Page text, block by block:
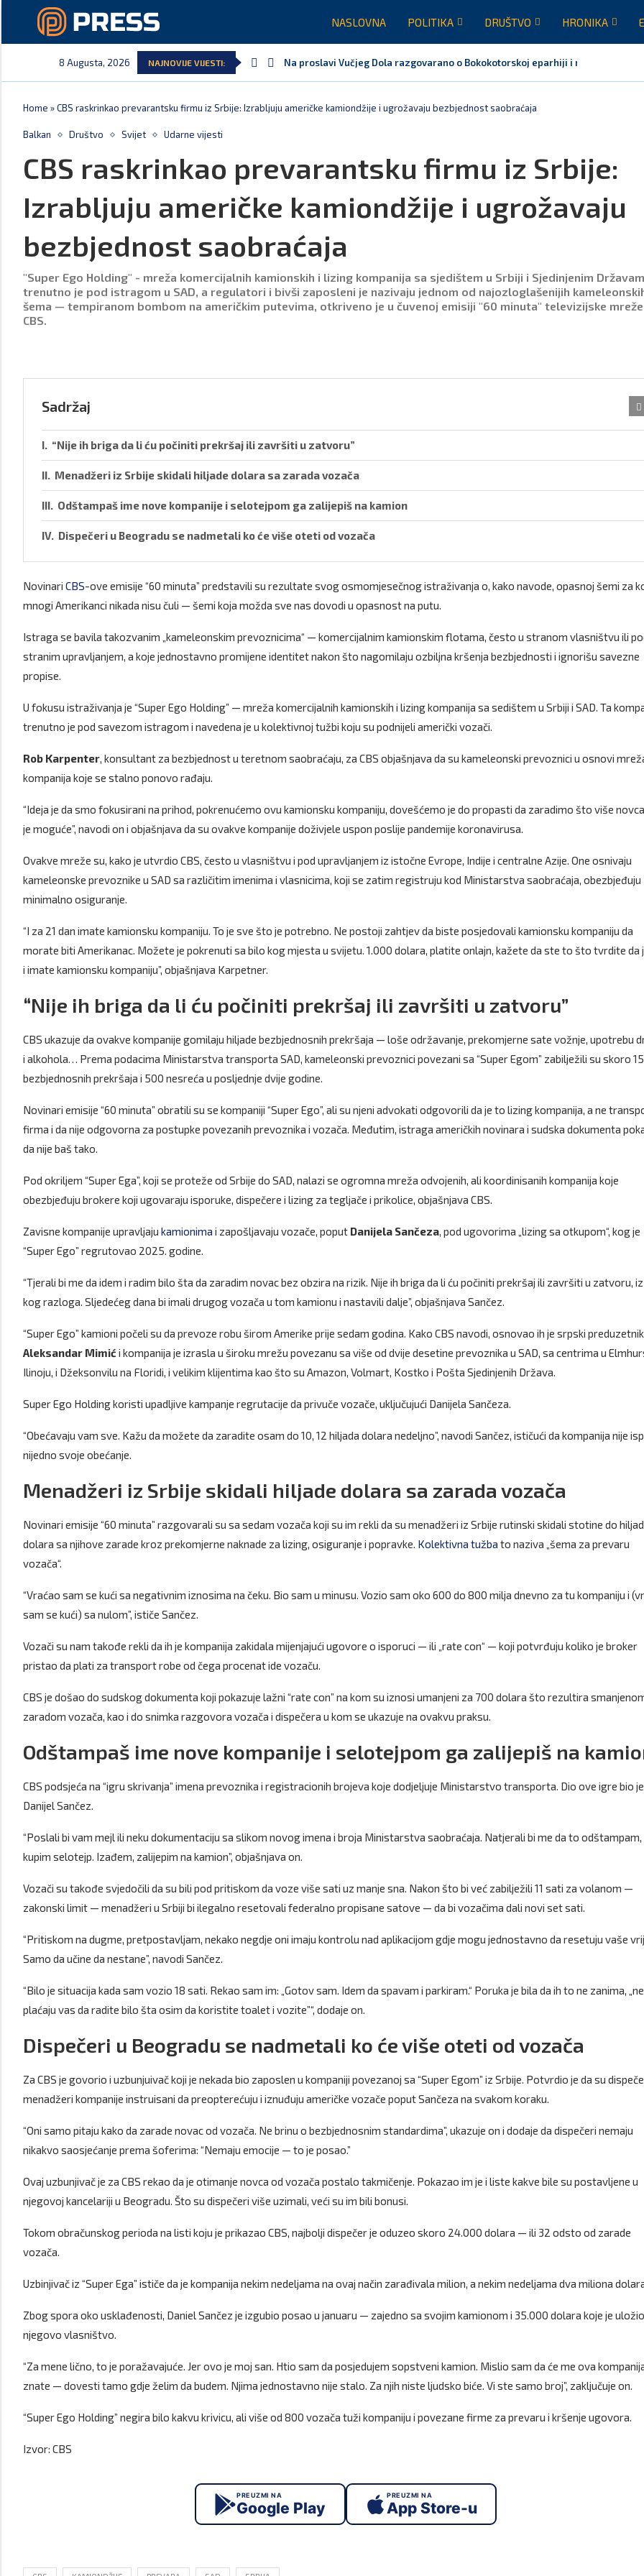
NASLOVNA POLITIKA DRUŠTVO HRONIKA
8 Augusta, 2026 NAJNOVIJE VIJESTI: Na proslavi Vučjeg Dola razgovarano o Bokokotorskoj eparhiji i mogućem
Home »CBS raskrinkao prevarantsku firmu iz Srbije: Izrabljuju američke kamiondžije i ugrožavaju bezbjednost saobraćaja
Balkan Društvo Svijet Udarne vijesti
CBS raskrinkao prevarantsku firmu iz Srbije:
Izrabljuju američke kamiondžije i ugrožavaju
bezbjednost saobraćaja
"Super Ego Holding" - mreža komercijalnih kamionskih i lizing kompanija sa sjedištem u Srbiji i Sjedinjenim
trenutno je pod istragom u SAD, a regulatori i bivši zaposleni je nazivaju jednom od najozloglašenijih
šema — tempiranom bombom na američkim putevima, otkriveno je u čuvenoj emisiji "60 minuta" televizijske mreže
CBS.
Sadržaj
“Nije ih briga da li ću počiniti prekršaj ili završiti u zatvoru”
Menadžeri iz Srbije skidali hiljade dolara sa zarada vozača
Odštampaš ime nove kompanije i selotejpom ga zalijepiš na kamion
Dispečeri u Beogradu se nadmetali ko će više oteti od vozača
Novinari CBS-ove emisije “60 minuta” predstavili su rezultate svog osmomjesečnog istraživanja o, kako navode, opasnoj šemi za
mnogi Amerikanci nikada nisu čuli — šemi koja možda sve nas dovodi u opasnost na putu.
Istraga se bavila takozvanim „kameleonskim prevoznicima“ — komercijalnim kamionskim flotama, često u stranom vlasništvu ili
stranim upravljanjem, a koje jednostavno promijene identitet nakon što nagomilaju ozbiljna kršenja bezbjednosti i ignorišu savezne
propise.
U fokusu istraživanja je “Super Ego Holding” — mreža komercijalnih kamionskih i lizing kompanija sa sedištem u Srbiji i SAD. Ta
trenutno je pod savezom istragom i navedena je u kolektivnoj tužbi koju su podnijeli američki vozači.
Rob Karpenter, konsultant za bezbjednost u teretnom saobraćaju, za CBS objašnjava da su kameleonski prevoznici u osnovi
kompanija koje se stalno ponovo rađaju.
“Ideja je da smo fokusirani na prihod, pokrenućemo ovu kamionsku kompaniju, dovešćemo je do propasti da zaradimo što više
je moguće”, navodi on i objašnjava da su ovakve kompanije doživjele uspon poslije pandemije koronavirusa.
Ovakve mreže su, kako je utvrdio CBS, često u vlasništvu i pod upravljanjem iz istočne Evrope, Indije i centralne Azije. One osnivaju
kameleonske prevoznike u SAD sa različitim imenima i vlasnicima, koji se zatim registruju kod Ministarstva saobraćaja, obezbjeđuju
minimalno osiguranje.
“I za 21 dan imate kamionsku kompaniju. To je sve što je potrebno. Ne postoji zahtjev da biste posjedovali kamionsku kompaniju da
morate biti Amerikanac. Možete je pokrenuti sa bilo kog mjesta u svijetu. 1.000 dolara, platite onlajn, kažete da ste to što tvrdite da
i imate kamionsku kompaniju”, objašnjava Karpetner.
“Nije ih briga da li ću počiniti prekršaj ili završiti u zatvoru”
CBS ukazuje da ovakve kompanije gomilaju hiljade bezbjednosnih prekršaja — loše održavanje, prekomjerne sate vožnje, upotrebu
i alkohola… Prema podacima Ministarstva transporta SAD, kameleonski prevoznici povezani sa “Super Egom” zabilježili su skoro
bezbjednosnih prekršaja i 500 nesreća u posljednje dvije godine.
Novinari emisije “60 minuta” obratili su se kompaniji “Super Ego”, ali su njeni advokati odgovorili da je to lizing kompanija, a ne
firma i da nije odgovorna za postupke povezanih prevoznika i vozača. Međutim, istraga američkih novinara i sudska dokumenta
da nije baš tako.
Pod okriljem “Super Ega”, koji se proteže od Srbije do SAD, nalazi se ogromna mreža odvojenih, ali koordinisanih kompanija koje
obezbjeđuju brokere koji ugovaraju isporuke, dispečere i lizing za tegljače i prikolice, objašnjava CBS.
Zavisne kompanije upravljaju kamionima i zapošljavaju vozače, poput Danijela Sančeza, pod ugovorima „lizing sa otkupom“, kog je
“Super Ego” regrutovao 2025. godine.
“Tjerali bi me da idem i radim bilo šta da zaradim novac bez obzira na rizik. Nije ih briga da li ću počiniti prekršaj ili završiti u zatvoru,
kog razloga. Sljedećeg dana bi imali drugog vozača u tom kamionu i nastavili dalje”, objašnjava Sančez.
“Super Ego” kamioni počeli su da prevoze robu širom Amerike prije sedam godina. Kako CBS navodi, osnovao ih je srpski preduzetnik
Aleksandar Mimić i kompanija je izrasla u široku mrežu povezanu sa više od dvije desetine prevoznika u SAD, sa centrima u
Ilinoju, i Džeksonvilu na Floridi, i velikim klijentima kao što su Amazon, Volmart, Kostko i Pošta Sjedinjenih Država.
Super Ego Holding koristi upadljive kampanje regrutacije da privuče vozače, uključujući Danijela Sančeza.
“Obećavaju vam sve. Kažu da možete da zaradite osam do 10, 12 hiljada dolara nedeljno”, navodi Sančez, ističući da kompanija nije
nijedno svoje obećanje.
Menadžeri iz Srbije skidali hiljade dolara sa zarada vozača
Novinari emisije “60 minuta” razgovarali su sa sedam vozača koji su im rekli da su menadžeri iz Srbije rutinski skidali stotine do
dolara sa njihove zarade kroz prekomjerne naknade za lizing, osiguranje i popravke. Kolektivna tužba to naziva „šema za prevaru
vozača“.
“Vraćao sam se kući sa negativnim iznosima na čeku. Bio sam u minusu. Vozio sam oko 600 do 800 milja dnevno za tu kompaniju i
sam se kući) sa nulom”, ističe Sančez.
Vozači su nam takođe rekli da ih je kompanija zakidala mijenjajući ugovore o isporuci — ili „rate con“ — koji potvrđuju koliko je broker
pristao da plati za transport robe od čega procenat ide vozaču.
CBS je došao do sudskog dokumenta koji pokazuje lažni “rate con” na kom su iznosi umanjeni za 700 dolara što rezultira
zaradom vozača, kao i do snimka razgovora vozača i dispečera u kom se ukazuje na ovakvu praksu.
Odštampaš ime nove kompanije i selotejpom ga zalijepiš na
CBS podsjeća na “igru skrivanja” imena prevoznika i registracionih brojeva koje dodjeljuje Ministarstvo transporta. Dio ove igre bio
Danijel Sančez.
“Poslali bi vam mejl ili neku dokumentaciju sa slikom novog imena i broja Ministarstva saobraćaja. Natjerali bi me da to odštampam,
kupim selotejp. Izađem, zalijepim na kamion”, objašnjava on.
Vozači su takođe svjedočili da su bili pod pritiskom da voze više sati uz manje sna. Nakon što bi već zabilježili 11 sati za volanom —
zakonski limit — menadžeri u Srbiji bi ilegalno resetovali federalno propisane satove — da bi vozačima dali novi set sati.
“Pritiskom na dugme, pretpostavljam, nekako negdje oni imaju kontrolu nad aplikacijom gdje mogu jednostavno da resetuju vaše
Samo da učine da nestane”, navodi Sančez.
“Bilo je situacija kada sam vozio 18 sati. Rekao sam im: „Gotov sam. Idem da spavam i parkiram.“ Poruka je bila da ih to ne zanima, „ne
plaćaju vas da radite bilo šta osim da koristite toalet i vozite”“, dodaje on.
Dispečeri u Beogradu se nadmetali ko će više oteti od vozača
Za CBS je govorio i uzbunjuivač koji je nekada bio zaposlen u kompaniji povezanoj sa “Super Egom” iz Srbije. Potvrdio je da su
menadžeri kompanije instruisani da preopterećuju i iznuđuju američke vozače poput Sančeza na svakom koraku.
“Oni samo pitaju kako da zarade novac od vozača. Ne brinu o bezbjednosnim standardima”, ukazuje on i dodaje da dispečeri nemaju
nikakvo saosjećanje prema šoferima: “Nemaju emocije — to je posao.”
Ovaj uzbunjivač je za CBS rekao da je otimanje novca od vozača postalo takmičenje. Pokazao im je i liste kakve bile su postavljene u
njegovoj kancelariji u Beogradu. Što su dispečeri više uzimali, veći su im bili bonusi.
Tokom obračunskog perioda na listi koju je prikazao CBS, najbolji dispečer je oduzeo skoro 24.000 dolara — ili 32 odsto od zarade
vozača.
Uzbinjivač iz “Super Ega” ističe da je kompanija nekim nedeljama na ovaj način zarađivala milion, a nekim nedeljama dva miliona
Zbog spora oko usklađenosti, Daniel Sančez je izgubio posao u januaru — zajedno sa svojim kamionom i 35.000 dolara koje je
njegovo vlasništvo.
“Za mene lično, to je poražavajuće. Jer ovo je moj san. Htio sam da posjedujem sopstveni kamion. Mislio sam da će me ova
znate — dovesti tamo gdje želim da budem. Njima jednostavno nije stalo. Za njih niste ljudsko biće. Vi ste samo broj”, zaključuje on.
“Super Ego Holding” negira bilo kakvu krivicu, ali više od 800 vozača tuži kompaniju i povezane firme za prevaru i kršenje ugovora.
Izvor: CBS
PREUZMI NA
Google Play
PREUZMI NA
App Store-u